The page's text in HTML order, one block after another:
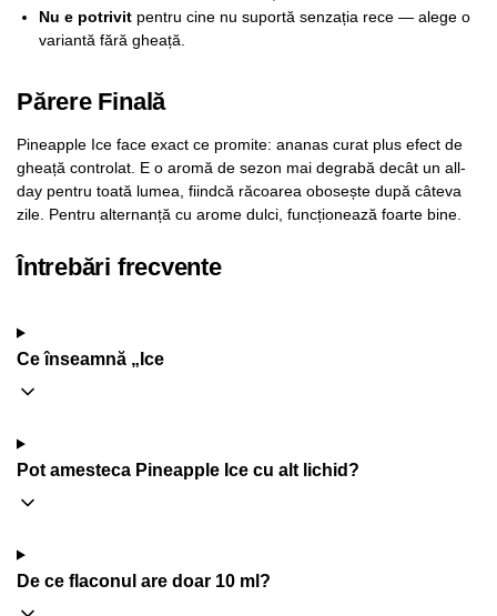
Nu e potrivit pentru cine nu suportă senzația rece — alege o
variantă fără gheață.
Părere Finală
Pineapple Ice face exact ce promite: ananas curat plus efect de
gheață controlat. E o aromă de sezon mai degrabă decât un all-
day pentru toată lumea, fiindcă răcoarea obosește după câteva
zile. Pentru alternanță cu arome dulci, funcționează foarte bine.
Întrebări frecvente
Ce înseamnă „Ice
Pot amesteca Pineapple Ice cu alt lichid?
De ce flaconul are doar 10 ml?